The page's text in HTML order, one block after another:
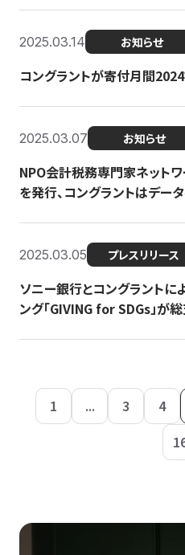
2025.03.14 お知らせ
コングラントが寄付月間
2025.03.07 お知らせ
NPO会計税務専門家ネットワ
を発行、コングラントはデー
2025.03.05 プレスリリース
ソニー銀行とコングラントに
ング「GIVING for SDGs」が
1 ... 3 4